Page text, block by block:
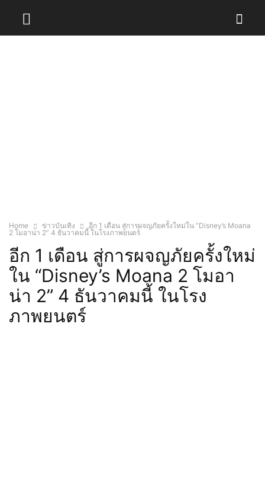
Home ข่าวบันเทิง
อีก 1 เดือน สู่การผจญภัยครั้งใหม่ใน “Disney’s Moana
2 โมอาน่า 2” 4 ธันวาคมนี้ ในโรงภาพยนตร์
อีก 1 เดือน สู่การผจญภัยครั้งใหม่
ใน “Disney’s Moana 2 โมอา
น่า 2” 4 ธันวาคมนี้ ในโรง
ภาพยนตร์